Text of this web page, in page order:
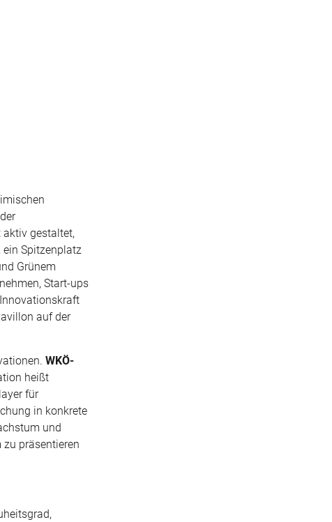
aktiv gestaltet,
ein Spitzenplatz
Grünem
Start-ups
auf der
WKÖ-
heißt
für
in konkrete
und
zu präsentieren